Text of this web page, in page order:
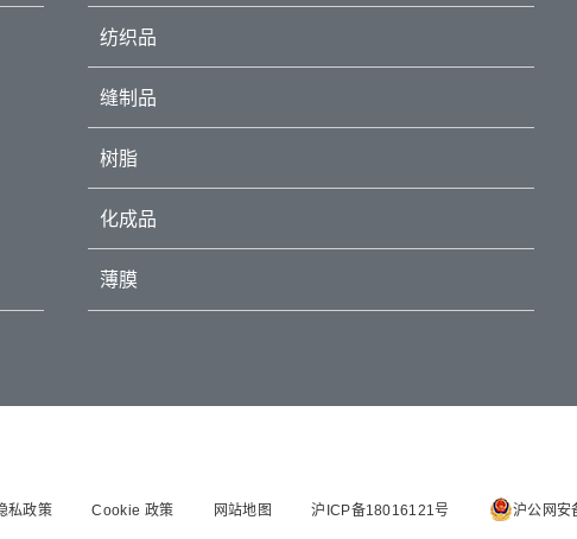
纺织品
缝制品
树脂
化成品
薄膜
私政策 Cookie 政策 网站地图 沪ICP备18016121号 沪公网